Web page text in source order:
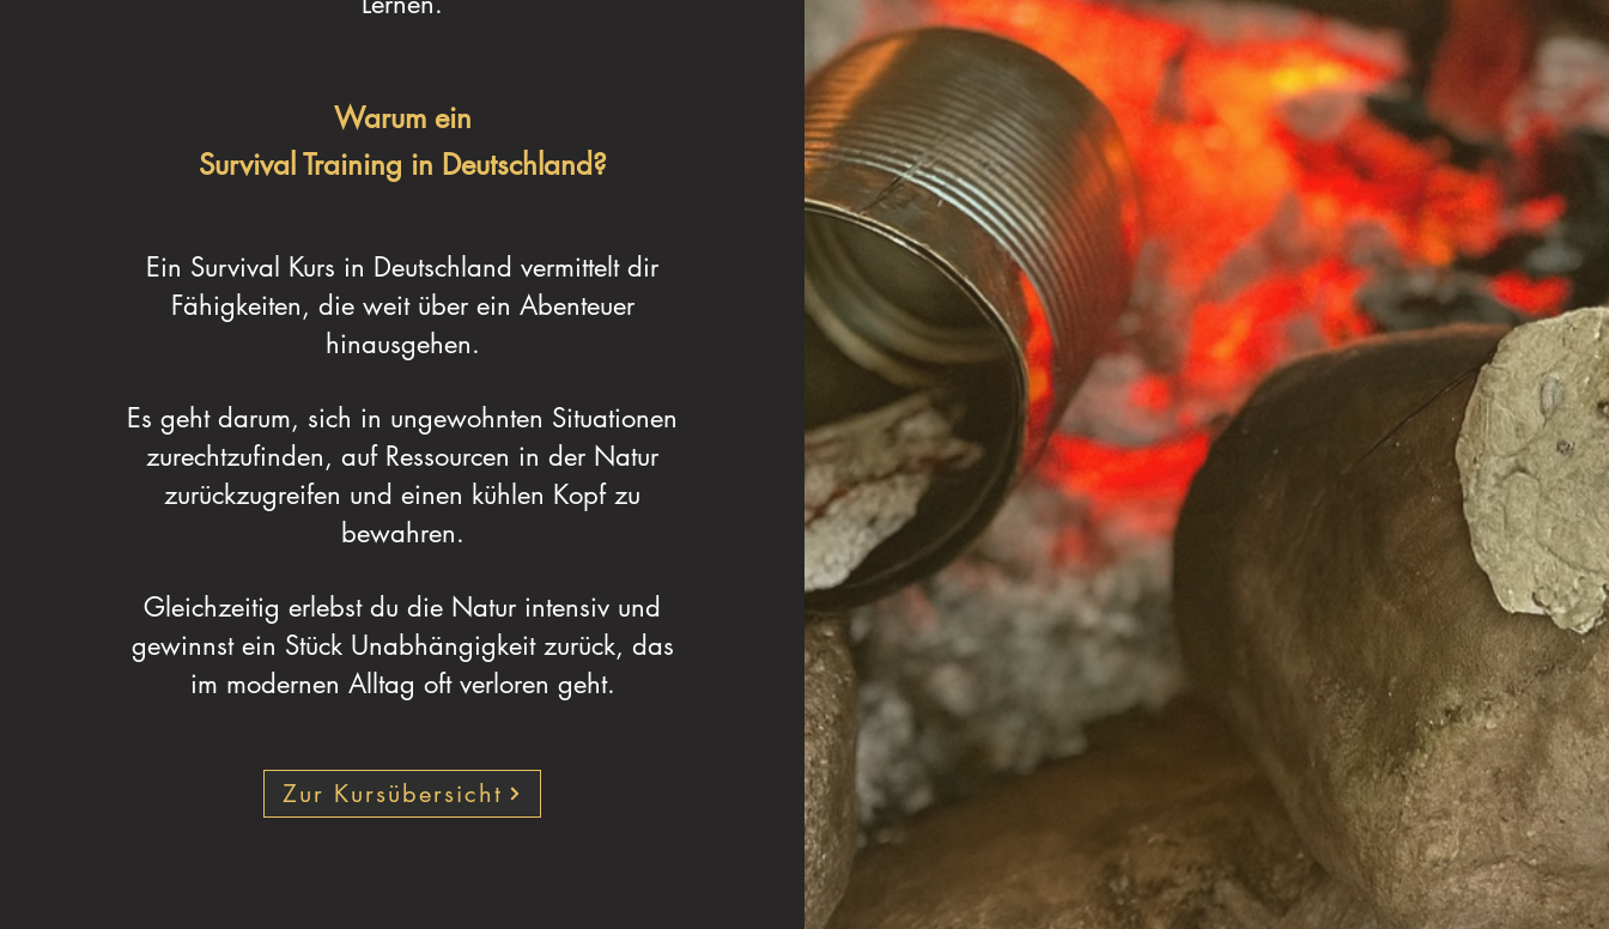
Warum ein
Survival Training in Deutschland?
Ein Survival Kurs in Deutschland vermittelt dir
Fähigkeiten, die weit über ein Abenteuer
hinausgehen.
Es geht darum, sich in ungewohnten Situationen
zurechtzufinden, auf Ressourcen in der Natur
zurückzugreifen und einen kühlen Kopf zu
bewahren.
Gleichzeitig erlebst du die Natur intensiv und
gewinnst ein Stück Unabhängigkeit zurück, das
im modernen Alltag oft verloren geht.
Zur Kursübersicht